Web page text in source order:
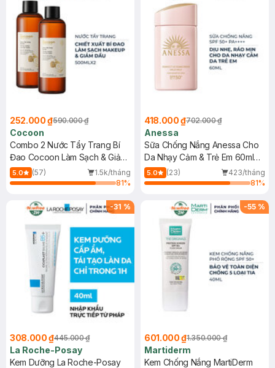
252.000 ₫590.000 ₫
Cocoon
Combo 2 Nước Tẩy Trang Bí
Đao Cocoon Làm Sạch & Giảm
Dầu 500ml
5.0 (57)
1.5k/tháng
81%
418.000 ₫702.000 ₫
Anessa
Sữa Chống Nắng Anessa Cho
Da Nhạy Cảm & Trẻ Em 60ml
(Mới)
5.0 (23)
423/tháng
81%
-31 %
308.000 ₫445.000 ₫
La Roche-Posay
Kem Dưỡng La Roche-Posay
-55 %
601.000 ₫1.350.000 ₫
Martiderm
Kem Chống Nắng MartiDerm